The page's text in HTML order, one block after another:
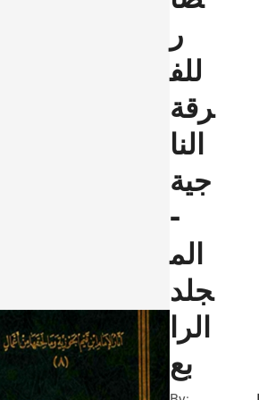
ر
للف
رقة
النا
جية
-
الم
جلد
الرا
بع